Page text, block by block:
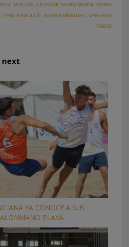
MISLATA LEVANTE UD-BM MARNI
MARÍA
PAULA AGULLÓ SABINA MÍNGUEZ VANESSA
RUBIO
next
YA CONOCE A SUS
PLAYA